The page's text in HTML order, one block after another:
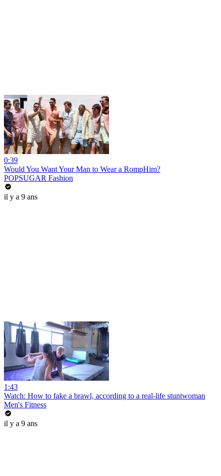
0:39
Would You Want Your Man to Wear a RompHim?
POPSUGAR Fashion
il y a 9 ans
1:43
Watch: How to fake a brawl, according to a real-life stuntwoman
Men's Fitness
il y a 9 ans